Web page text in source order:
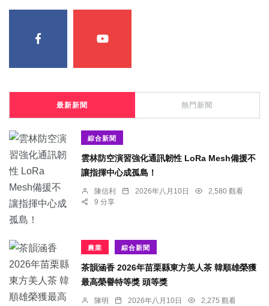
最新新聞 熱門新聞
綜合新聞
雲林防空演習強化通訊韌性 LoRa Mesh備援不
讓指揮中心成孤島！
陳信利 2026年八月10日
2,580 觀看
9 分享
農業 綜合新聞
茶韻涵香 2026年苗栗縣東方美人茶 韓順雄榮獲
最高榮譽特等獎 頭等獎
陳明 2026年八月10日
2,275 觀看